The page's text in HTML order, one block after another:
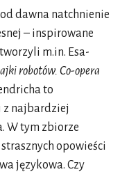
dawna natchnienie
– inspirowane
m.in. Esa-
robotów. Co-opera
to
z najbardziej
W tym zbiorze
opowieści
językowa. Czy